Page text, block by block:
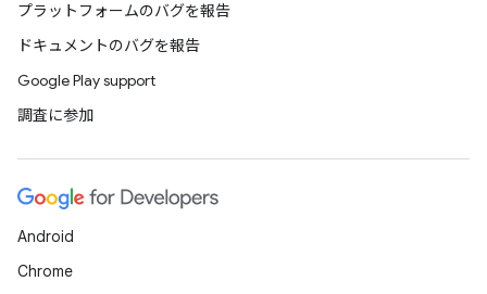
プラットフォームのバグを報告
ドキュメントのバグを報告
Google Play support
調査に参加
Android
Chrome